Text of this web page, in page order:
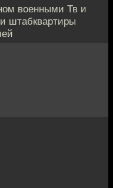
военными Тв и
штабквартиры